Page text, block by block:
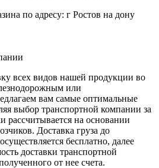
по адресу: г Ростов на дону
всех видов нашей продукции во
или
вам самые оптимальные
выбор транспортной компании за
рассчитывается на основании
Доставка груза до
бесплатно, далее
доставки транспортной
от нее счета.